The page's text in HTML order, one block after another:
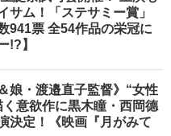
サム！「ステサミー賞」
941票 全54作品の栄冠に
!?】
娘・渡邉直子監督》“女性
意欲作に黒木瞳・西岡德
決定！《映画『月がみて